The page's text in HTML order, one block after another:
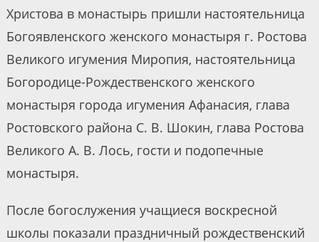
Христова в монастырь пришли настоятельница
Богоявленского женского монастыря г. Ростова
Великого игумения Миропия, настоятельница
Богородице-Рождественского женского
монастыря города игумения Афанасия, глава
Ростовского района С. В. Шокин, глава Ростова
Великого А. В. Лось, гости и подопечные
монастыря.
После богослужения учащиеся воскресной
школы показали праздничный рождественский